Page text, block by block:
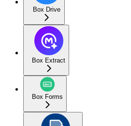
Box Drive
Box Extract
Box Forms